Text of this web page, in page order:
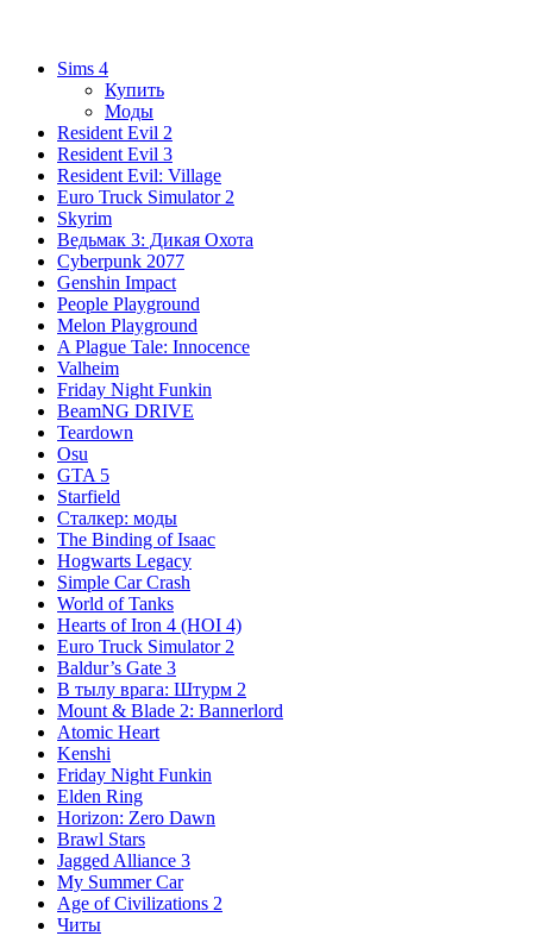
Sims 4
Купить
Моды
Resident Evil 2
Resident Evil 3
Resident Evil: Village
Euro Truck Simulator 2
Skyrim
Ведьмак 3: Дикая Охота
Cyberpunk 2077
Genshin Impact
People Playground
Melon Playground
A Plague Tale: Innocence
Valheim
Friday Night Funkin
BeamNG DRIVE
Teardown
Osu
GTA 5
Starfield
Сталкер: моды
The Binding of Isaac
Hogwarts Legacy
Simple Car Crash
World of Tanks
Hearts of Iron 4 (HOI 4)
Euro Truck Simulator 2
Baldur’s Gate 3
В тылу врага: Штурм 2
Mount & Blade 2: Bannerlord
Atomic Heart
Kenshi
Friday Night Funkin
Elden Ring
Horizon: Zero Dawn
Brawl Stars
Jagged Alliance 3
My Summer Car
Age of Civilizations 2
Читы